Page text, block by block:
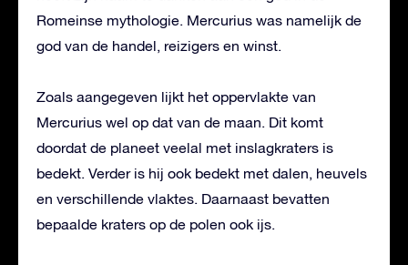
Romeinse mythologie. Mercurius was namelijk de
god van de handel, reizigers en winst.
Zoals aangegeven lijkt het oppervlakte van
Mercurius wel op dat van de maan. Dit komt
doordat de planeet veelal met inslagkraters is
bedekt. Verder is hij ook bedekt met dalen, heuvels
en verschillende vlaktes. Daarnaast bevatten
bepaalde kraters op de polen ook ijs.